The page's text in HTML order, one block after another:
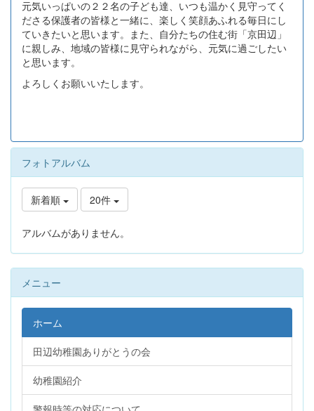
元気いっぱいの２２名の子ども達、いつも温かく見守ってく
ださる保護者の皆様と一緒に、楽しく笑顔あふれる毎日にし
ていきたいと思います。また、自分たちの住む街「京田辺」
に親しみ、地域の皆様に見守られながら、元気に過ごしたい
と思います。
よろしくお願いいたします。
フォトアルバム
新着順 20件
アルバムがありません。
メニュー
ホーム
田辺幼稚園ありがとうの会
幼稚園紹介